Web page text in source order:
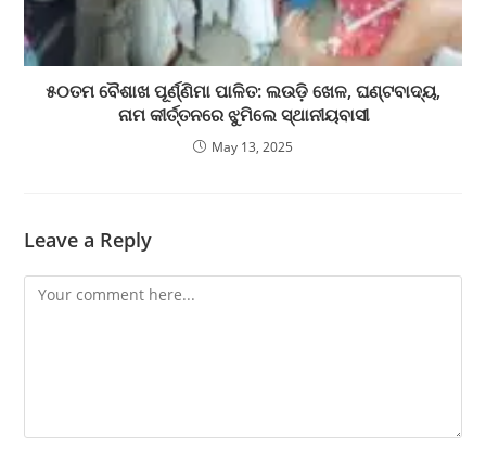
୫୦ତମ ବୈଶାଖ ପୂର୍ଣ୍ଣିମା ପାଳିତ: ଲଉଡ଼ି ଖେଳ, ଘଣ୍ଟବାଦ୍ୟ,
ନାମ କୀର୍ତ୍ତନରେ ଝୁମିଲେ ସ୍ଥାନୀୟବାସୀ
May 13, 2025
Leave a Reply